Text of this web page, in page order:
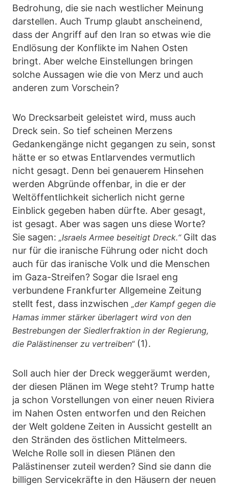
Bedrohung, die sie nach westlicher Meinung
darstellen. Auch Trump glaubt anscheinend,
dass der Angriff auf den Iran so etwas wie die
Endlösung der Konflikte im Nahen Osten
bringt. Aber welche Einstellungen bringen
solche Aussagen wie die von Merz und auch
anderen zum Vorschein?
Wo Drecksarbeit geleistet wird, muss auch
Dreck sein. So tief scheinen Merzens
Gedankengänge nicht gegangen zu sein, sonst
hätte er so etwas Entlarvendes vermutlich
nicht gesagt. Denn bei genauerem Hinsehen
werden Abgründe offenbar, in die er der
Weltöffentlichkeit sicherlich nicht gerne
Einblick gegeben haben dürfte. Aber gesagt,
ist gesagt. Aber was sagen uns diese Worte?
Sie sagen: „Israels Armee beseitigt Dreck.“Gilt das
nur für die iranische Führung oder nicht doch
auch für das iranische Volk und die Menschen
im Gaza-Streifen? Sogar die Israel eng
verbundene Frankfurter Allgemeine Zeitung
stellt fest, dass inzwischen „der Kampf gegen die
Hamas immer stärker überlagert wird von den
Bestrebungen der Siedlerfraktion in der Regierung,
die Palästinenser zu vertreiben“(1).
Soll auch hier der Dreck weggeräumt werden,
der diesen Plänen im Wege steht? Trump hatte
ja schon Vorstellungen von einer neuen Riviera
im Nahen Osten entworfen und den Reichen
der Welt goldene Zeiten in Aussicht gestellt an
den Stränden des östlichen Mittelmeers.
Welche Rolle soll in diesen Plänen den
Palästinenser zuteil werden? Sind sie dann die
billigen Servicekräfte in den Häusern der neuen